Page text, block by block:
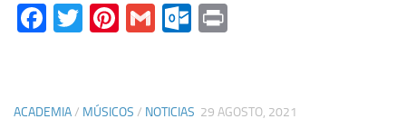
Facebook
Twitter
Pinterest
GmailOutlook.com
ACADEMIA/ MÚSICOS / NOTICIAS 29 AGOSTO, 2021